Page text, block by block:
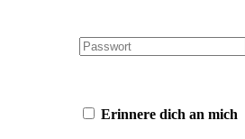
Erinnere dich an mich